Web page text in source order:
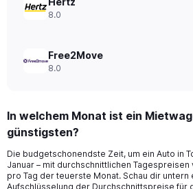
8.0
Free2Move
8.0
In welchem Monat ist ein
günstigsten?
Die budgetschonendste Zeit, um ein Auto in
Januar – mit durchschnittlichen Tagespreisen
pro Tag der teuerste Monat. Schau dir
Aufschlüsselung der Durchschnittspreise für